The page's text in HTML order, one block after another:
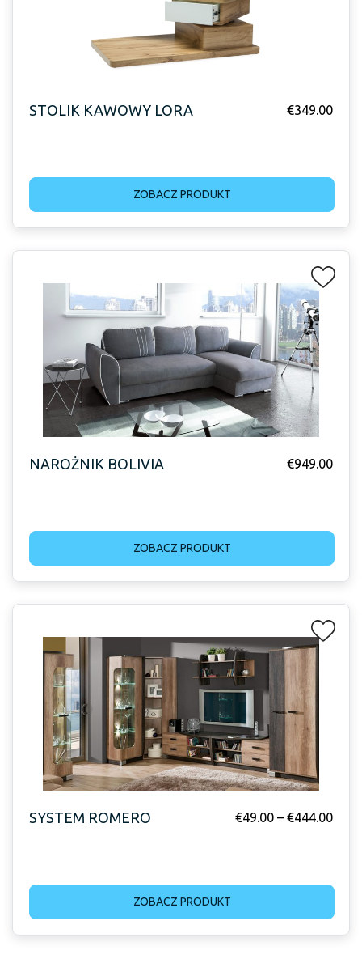
STOLIK KAWOWY LORA €349.00
ZOBACZ PRODUKT
NAROŻNIK BOLIVIA €949.00
ZOBACZ PRODUKT
SYSTEM ROMERO €49.00 – €444.00
ZOBACZ PRODUKT